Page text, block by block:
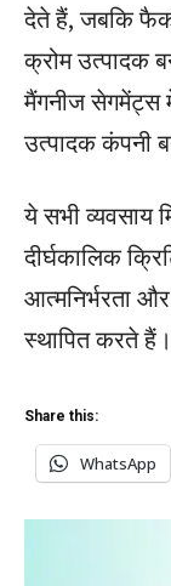
देते हैं, जबकि
क्रोम उत्पादक
मैंगनीज सेगमेंट्स
उत्पादक कंपनी
ये सभी व्यवसाय
दीर्घकालिक
आत्मनिर्भरता
स्थापित करते हैं।
Share this:
WhatsApp